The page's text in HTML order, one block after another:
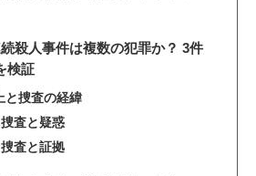
殺人事件は複数の犯罪か？ 3件
検証
と捜査の経緯
査と疑惑
査と証拠